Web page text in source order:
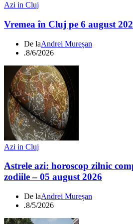
Azi in Cluj
Vremea în Cluj pe 6 august
De laAndrei Mureșan
.8/6/2026
Azi in Cluj
Astrele azi: horoscop zilnic
zodiile – 05 august 2026
De laAndrei Mureșan
.8/5/2026